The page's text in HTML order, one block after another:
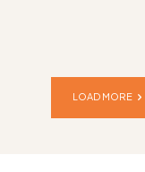
LOAD MORE